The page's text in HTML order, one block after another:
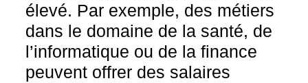
élevé. Par exemple, des métiers
dans le domaine de la santé, de
l’informatique ou de la finance
peuvent offrer des salaires